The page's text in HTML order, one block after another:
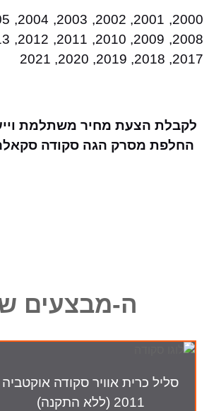
2017, 2018, 2019, 2020, 2021
לקבלת הצעת מחיר משתלמת
החלפת מסרק הגה סקודה
ה-מבצעים
סליל כרית אוויר סקודה אוקטביה
2011 (ללא התקנה)